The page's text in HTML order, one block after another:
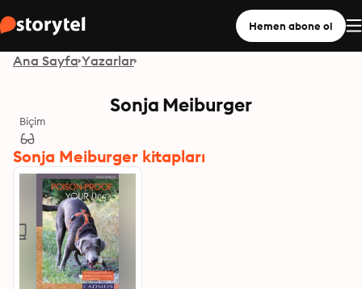
Hemen abone ol
Ana Sayfa Yazarlar
Sonja Meiburger
Biçim
Sonja Meiburger kitapları